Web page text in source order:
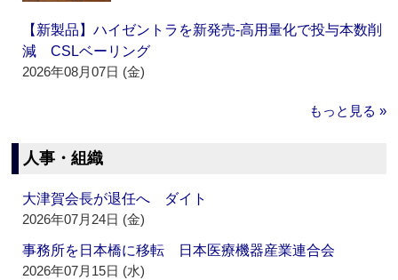
【新製品】ハイゼントラを新発売‐高用量化で投与本数削
減 CSLベーリング
2026年08月07日 (金)
もっと見る »
人事・組織
大津賀会長が退任へ ダイト
2026年07月24日 (金)
事務所を日本橋に移転 日本医療機器産業連合会
2026年07月15日 (水)